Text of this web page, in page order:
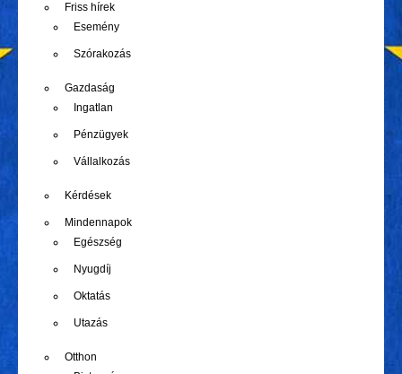
Friss hírek
Esemény
Szórakozás
Gazdaság
Ingatlan
Pénzügyek
Vállalkozás
Kérdések
Mindennapok
Egészség
Nyugdíj
Oktatás
Utazás
Otthon